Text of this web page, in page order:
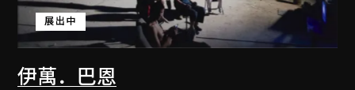
伊萬．巴恩
展出中